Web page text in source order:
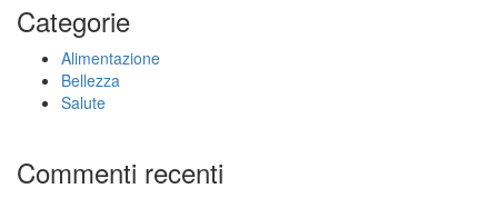
Categorie
Alimentazione
Bellezza
Salute
Commenti recenti